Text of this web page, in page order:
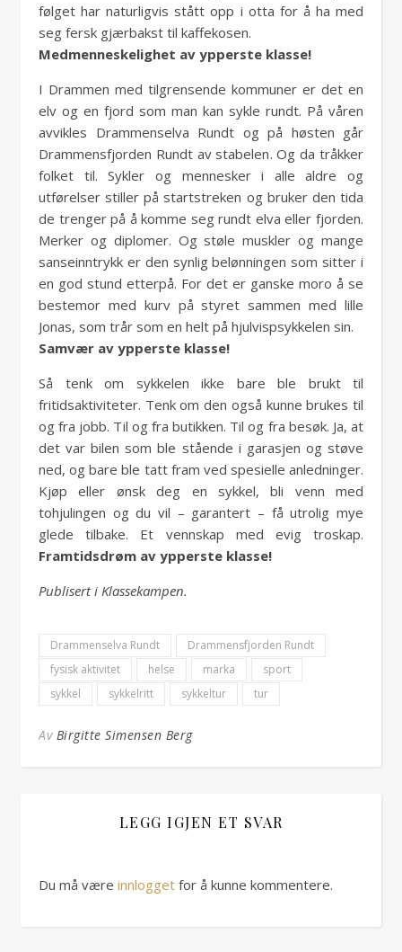
følget har naturligvis stått opp i otta for å ha med
seg fersk gjærbakst til kaffekosen.
Medmenneskelighet av ypperste klasse!
I Drammen med tilgrensende kommuner er det en
elv og en fjord som man kan sykle rundt. På våren
avvikles Drammenselva Rundt og på høsten går
Drammensfjorden Rundt av stabelen. Og da tråkker
folket til. Sykler og mennesker i alle aldre og
utførelser stiller på startstreken og bruker den tida
de trenger på å komme seg rundt elva eller fjorden.
Merker og diplomer. Og støle muskler og mange
sanseinntrykk er den synlig belønningen som sitter i
en god stund etterpå. For det er ganske moro å se
bestemor med kurv på styret sammen med lille
Jonas, som trår som en helt på hjulvispsykkelen sin.
Samvær av ypperste klasse!
Så tenk om sykkelen ikke bare ble brukt til
fritidsaktiviteter. Tenk om den også kunne brukes til
og fra jobb. Til og fra butikken. Til og fra besøk. Ja, at
det var bilen som ble stående i garasjen og støve
ned, og bare ble tatt fram ved spesielle anledninger.
Kjøp eller ønsk deg en sykkel, bli venn med
tohjulingen og du vil – garantert – få utrolig mye
glede tilbake. Et vennskap med evig troskap.
Framtidsdrøm av ypperste klasse!
Publisert i Klassekampen.
Drammenselva Rundt
Drammensfjorden Rundt
fysisk aktivitet
helse marka
sport
sykkel
sykkelritt sykkeltur tur
Av Birgitte Simensen Berg
LEGG IGJEN ET SVAR
Du må være innlogget for å kunne kommentere.